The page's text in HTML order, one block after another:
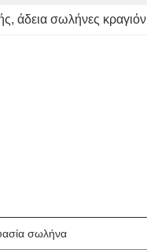
, άδεια σωλήνες κραγιόν
σωλήνα